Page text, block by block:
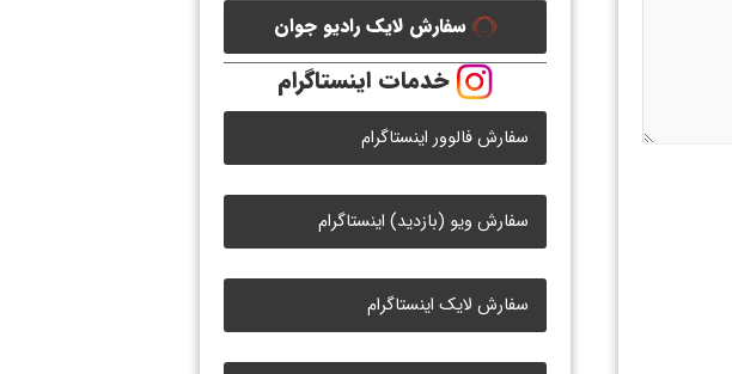
سفارش لایک رادیو جوان
خدمات اینستاگرام
سفارش فالوور اینستاگرام
سفارش ویو (بازدید) اینستاگرام
سفارش لایک اینستاگرام